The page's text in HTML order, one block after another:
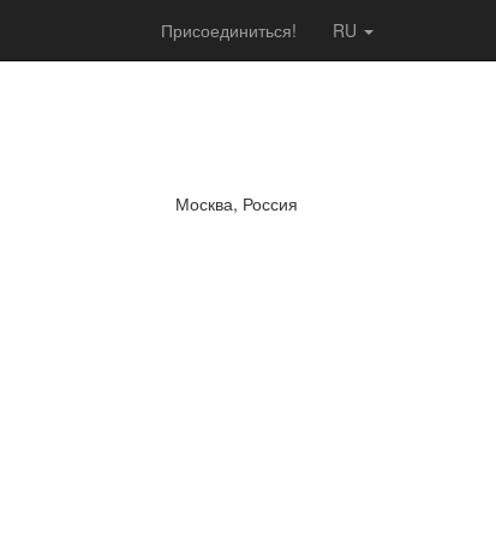
RU
Присоединиться!
Москва, Россия